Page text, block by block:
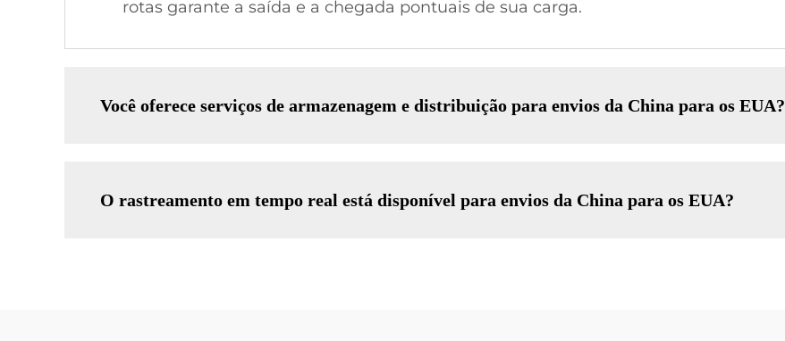
rotas garante a saída e a chegada pontuais de sua carga.
Você oferece serviços de armazenagem e distribuição para envios da China para os EUA?
O rastreamento em tempo real está disponível para envios da China para os EUA?